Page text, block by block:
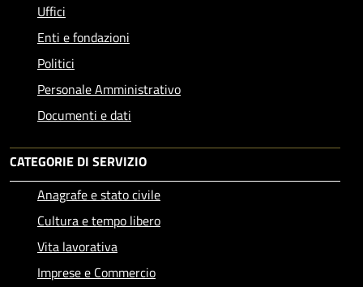
Uffici
Enti e fondazioni
Politici
Personale Amministrativo
Documenti e dati
CATEGORIE DI SERVIZIO
Anagrafe e stato civile
Cultura e tempo libero
Vita lavorativa
Imprese e Commercio